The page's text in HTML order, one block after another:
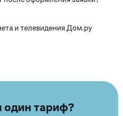
и телевидения Дом.ру
тариф?